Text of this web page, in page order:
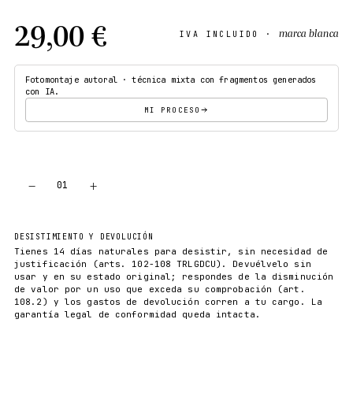
29,00 € IVA INCLUIDO · marca blanca
Fotomontaje autoral · técnica mixta con fragmentos generados
con IA.
MI PROCESO
− 01 +
DESISTIMIENTO Y DEVOLUCIÓN
Tienes 14 días naturales para desistir, sin necesidad de
justificación (arts. 102-108 TRLGDCU). Devuélvelo sin
usar y en su estado original; respondes de la disminución
de valor por un uso que exceda su comprobación (art.
108.2) y los gastos de devolución corren a tu cargo. La
garantía legal de conformidad queda intacta.